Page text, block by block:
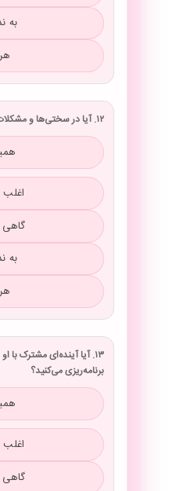
به
۱۲. آیا در سختی‌ها و مشکلات کنار او می‌مانید؟
اغلب
گاهی
به
۱۳. آیا آینده‌ای مشترک با
برنامه‌ریزی می‌کنید؟
اغلب
گاهی